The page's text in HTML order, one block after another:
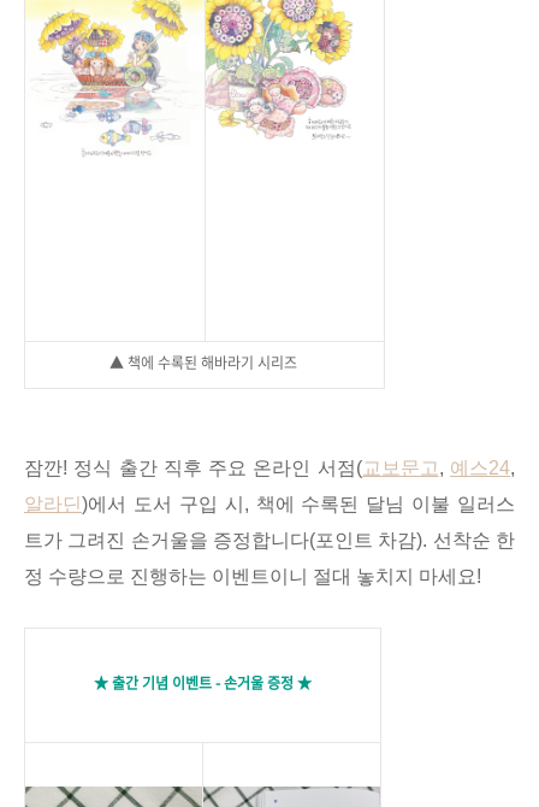
▲ 책에 수록된 해바라기 시리즈
잠깐! 정식 출간 직후 주요 온라인 서점(교보문고, 예스24,
알라딘 )에서 도서 구입 시, 책에 수록된 달님 이불 일러스
트가 그려진 손거울을 증정합니다(포인트 차감). 선착순 한
정 수량으로 진행하는 이벤트이니 절대 놓치지 마세요!
★ 출간 기념 이벤트 - 손거울 증정 ★